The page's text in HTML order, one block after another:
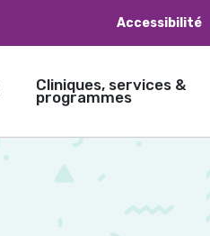
Accessibilité
Cliniques, services &
programmes